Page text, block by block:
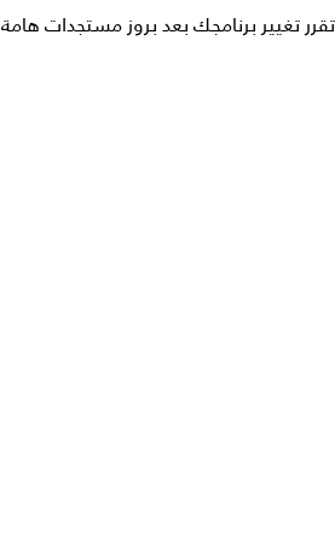
تقرر تغيير برنامجك بعد بروز مستجدات هامة